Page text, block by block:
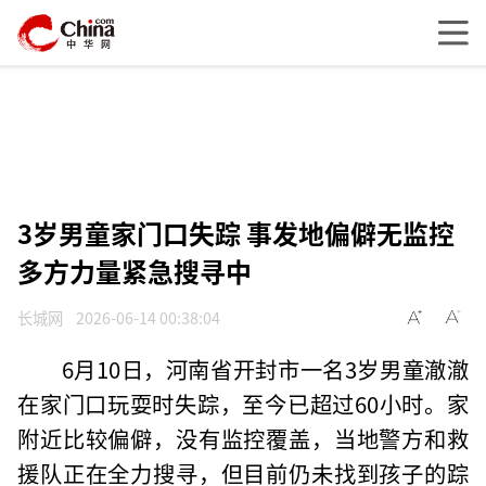
3岁男童家门口失踪 事发地偏僻无监控
多方力量紧急搜寻中
长城网 2026-06-14 00:38:04
6月10日，河南省开封市一名3岁男童澈澈
在家门口玩耍时失踪，至今已超过60小时。家
附近比较偏僻，没有监控覆盖，当地警方和救
援队正在全力搜寻，但目前仍未找到孩子的踪